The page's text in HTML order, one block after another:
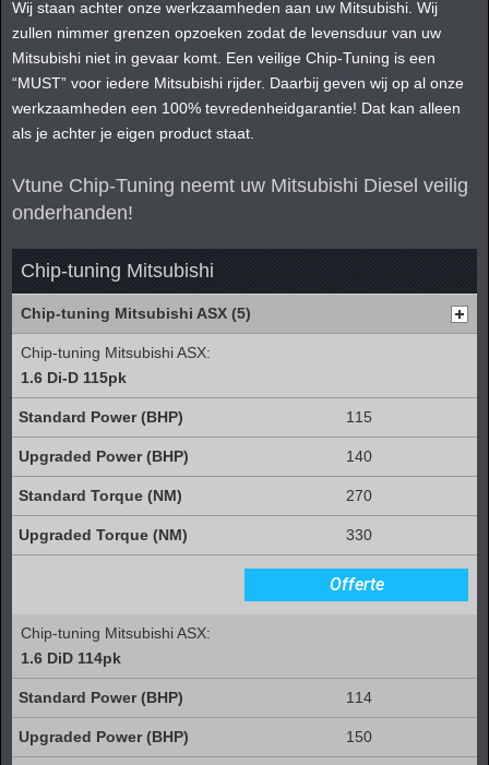
Wij staan achter onze werkzaamheden aan uw Mitsubishi. Wij
zullen nimmer grenzen opzoeken zodat de levensduur van uw
Mitsubishi niet in gevaar komt. Een veilige Chip-Tuning is een
“MUST” voor iedere Mitsubishi rijder. Daarbij geven wij op al onze
werkzaamheden een 100% tevredenheidgarantie! Dat kan alleen
als je achter je eigen product staat.
Vtune Chip-Tuning neemt uw Mitsubishi Diesel veilig
onderhanden!
Chip-tuning Mitsubishi
Chip-tuning Mitsubishi ASX (5)
Chip-tuning Mitsubishi ASX:
1.6 Di-D 115pk
115
140
270
330
Offerte
Chip-tuning Mitsubishi ASX:
1.6 DiD 114pk
114
150